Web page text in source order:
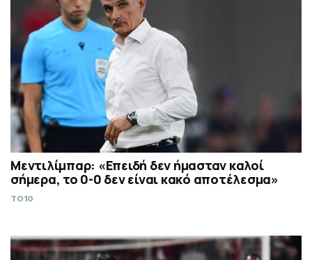
Μεντιλίμπαρ: «Επειδή δεν ήμασταν καλοί
σήμερα, το 0-0 δεν είναι κακό αποτέλεσμα»
TO10